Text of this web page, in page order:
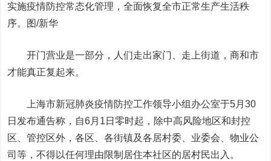
实施疫情防控常态化管理，全面恢复全市正常生产生活秩
序。图/新华
开门营业是一部分，人们走出家门、走上街道，商和市
才能真正复起来。
上海市新冠肺炎疫情防控工作领导小组办公室于5月30
日发布通告称，自6月1日零时起，除中高风险地区和封控
区、管控区外，各区、各街镇及各居村委、业委会、物业公
司等，不得以任何理由限制居住本社区的居村民出入。